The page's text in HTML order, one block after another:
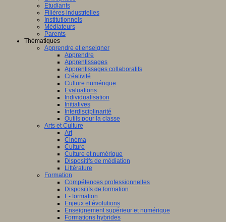
Etudiants
Filières industrielles
Institutionnels
Médiateurs
Parents
Thématiques
Apprendre et enseigner
Apprendre
Apprentissages
Apprentissages collaboratifs
Créativité
Culture numérique
Evaluations
Individualisation
Initiatives
Interdisciplinarité
Outils pour la classe
Arts et Culture
Art
Cinéma
Culture
Culture et numérique
Dispositifs de médiation
Littérature
Formation
Compétences professionnelles
Dispositifs de formation
E- formation
Enjeux et évolutions
Enseignement supérieur et numérique
Formations hybrides